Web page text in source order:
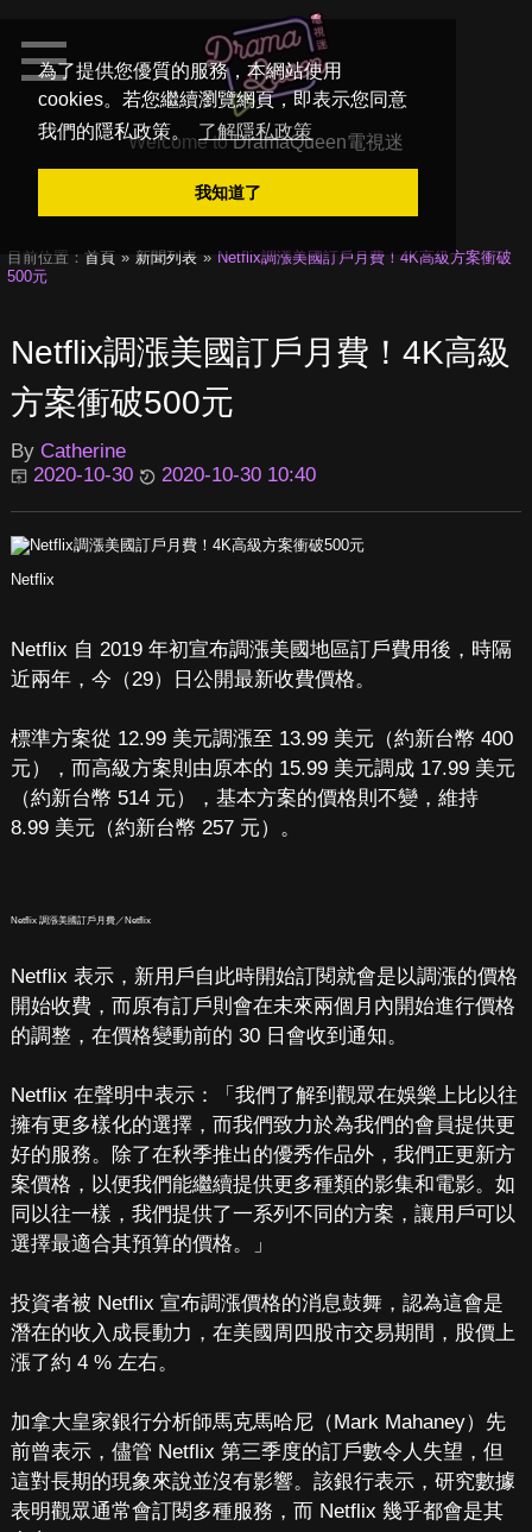
為了提供您優質的服務，本網站使用
cookies。若您繼續瀏覽網頁，即表示您同意
我們的隱私政策。
了解隱私政策
我知道了
Welcome toDramaQueen電視迷
目前位置： 首頁 新聞列表
Netflix調漲美國訂戶月費！4K高級方案衝破
500元
Netflix調漲美國訂戶月費！4K高級
方案衝破500元
By Catherine
2020-10-30
2020-10-30 10:40
Netflix
Netflix 自 2019 年初宣布調漲美國地區訂戶費用後，時隔
近兩年，今（29）日公開最新收費價格。
標準方案從 12.99 美元調漲至 13.99 美元（約新台幣 400
元），而高級方案則由原本的 15.99 美元調成 17.99 美元
（約新台幣 514 元），基本方案的價格則不變，維持
8.99 美元（約新台幣 257 元）。
Netflix 調漲美國訂戶月費／Netflix
Netflix 表示，新用戶自此時開始訂閱就會是以調漲的價格
開始收費，而原有訂戶則會在未來兩個月內開始進行價格
的調整，在價格變動前的 30 日會收到通知。
Netflix 在聲明中表示：「我們了解到觀眾在娛樂上比以往
擁有更多樣化的選擇，而我們致力於為我們的會員提供更
好的服務。除了在秋季推出的優秀作品外，我們正更新方
案價格，以便我們能繼續提供更多種類的影集和電影。如
同以往一樣，我們提供了一系列不同的方案，讓用戶可以
選擇最適合其預算的價格。」
投資者被 Netflix 宣布調漲價格的消息鼓舞，認為這會是
潛在的收入成長動力，在美國周四股市交易期間，股價上
漲了約 4 % 左右。
加拿大皇家銀行分析師馬克馬哈尼（Mark Mahaney）先
前曾表示，儘管 Netflix 第三季度的訂戶數令人失望，但
這對長期的現象來說並沒有影響。該銀行表示，研究數據
表明觀眾通常會訂閱多種服務，而 Netflix 幾乎都會是其